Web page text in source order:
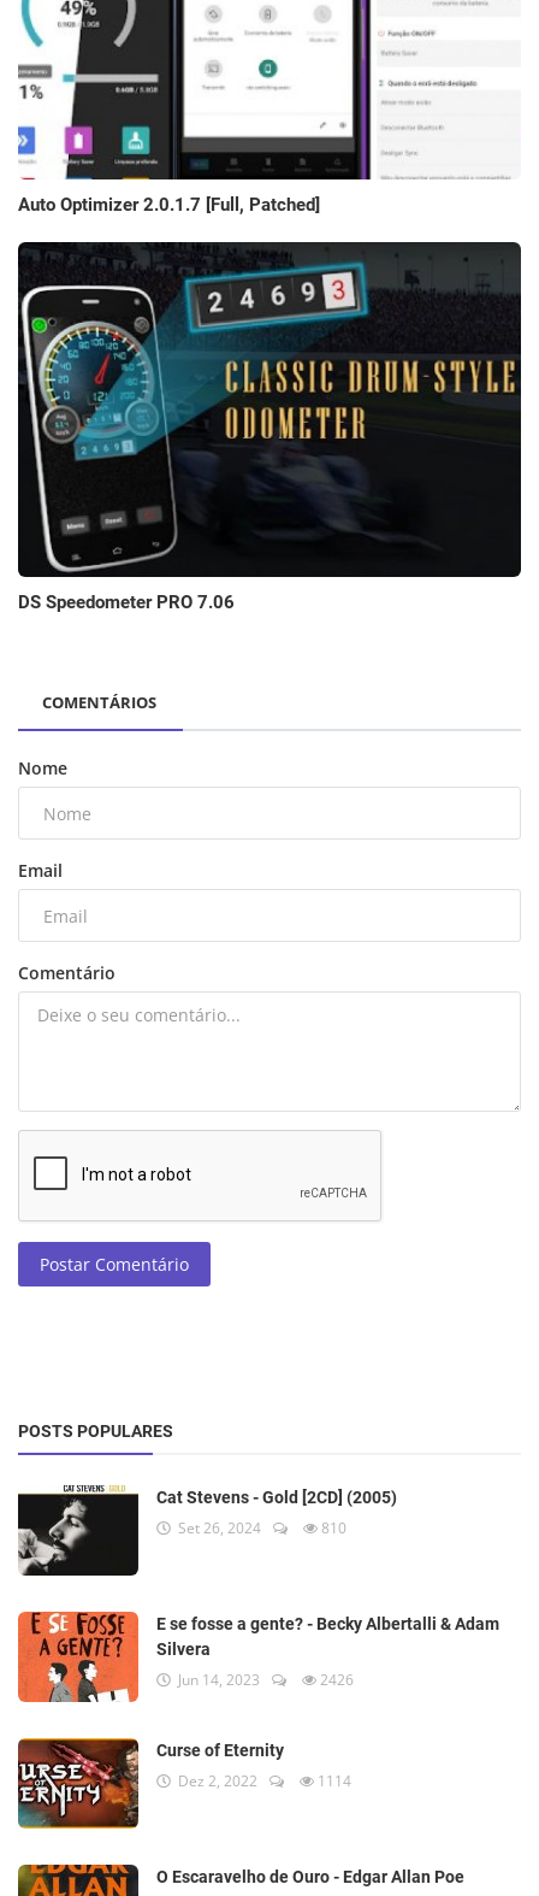
Auto Optimizer 2.0.1.7 [Full, Patched]
DS Speedometer PRO 7.06
COMENTÁRIOS
Nome
Email
Comentário
Postar Comentário
POSTS POPULARES
Cat Stevens - Gold [2CD] (2005)
Set 26, 2024 810
E se fosse a gente? - Becky Albertalli & Adam
Silvera
Jun 14, 2023 2426
Curse of Eternity
Dez 2, 2022 1114
O Escaravelho de Ouro - Edgar Allan Poe